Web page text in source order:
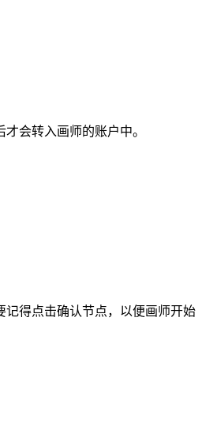
会转入画师的账户中。
得点击确认节点，以便画师开始